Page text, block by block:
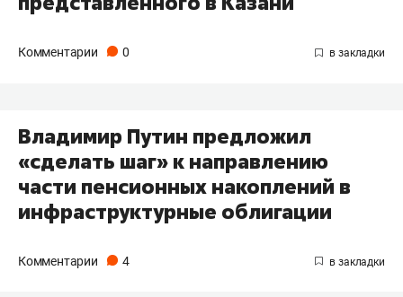
Комментарии 0
Владимир Путин предложил
«сделать шаг» к направлению
части пенсионных накоплений в
инфраструктурные облигации
Комментарии 4